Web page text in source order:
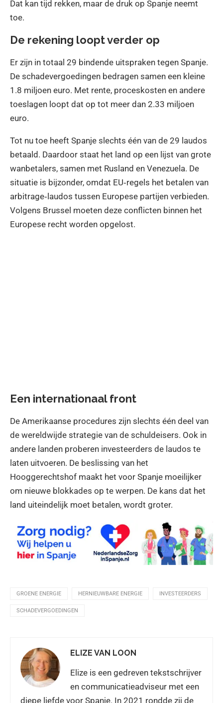
Dat kan tijd rekken, maar de druk op Spanje neemt
toe.
De rekening loopt verder op
Er zijn in totaal 29 bindende uitspraken tegen Spanje.
De schadevergoedingen bedragen samen een kleine
1.8 miljoen euro. Met rente, proceskosten en andere
toeslagen loopt dat op tot meer dan 2.33 miljoen
euro.
Tot nu toe heeft Spanje slechts één van de 29 laudos
betaald. Daardoor staat het land op een lijst van grote
wanbetalers, samen met Rusland en Venezuela. De
situatie is bijzonder, omdat EU‑regels het betalen van
arbitrage‑laudos tussen Europese partijen verbieden.
Volgens Brussel moeten deze conflicten binnen het
Europese recht worden opgelost.
Een internationaal front
De Amerikaanse procedures zijn slechts één deel van
de wereldwijde strategie van de schuldeisers. Ook in
andere landen proberen investeerders de laudos te
laten uitvoeren. De beslissing van het
Hooggerechtshof maakt het voor Spanje moeilijker
om nieuwe blokkades op te werpen. De kans dat het
land uiteindelijk moet betalen, wordt groter.
GROENE ENERGIE HERNIEUWBARE ENERGIE INVESTEERDERS
SCHADEVERGOEDINGEN
ELIZE VAN LOON
Elize is een gedreven tekstschrijver
en communicatieadviseur met een
diepe liefde voor Spanje. In 2021 rondde zij de